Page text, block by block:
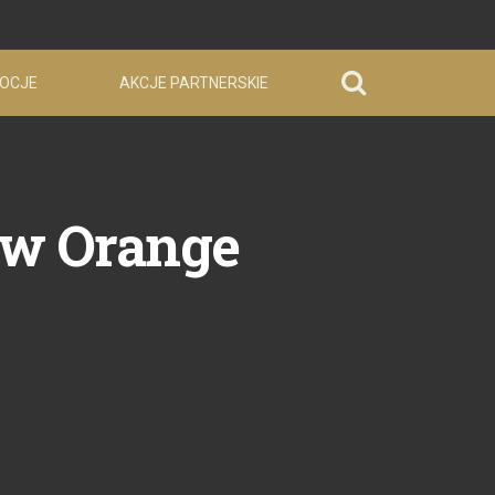
AKCJE PARTNERSKIE
Orange